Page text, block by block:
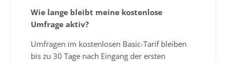
Wie lange bleibt meine kostenlose
Umfrage aktiv?
Umfragen im kostenlosen Basic-Tarif bleiben
bis zu 30 Tage nach Eingang der ersten